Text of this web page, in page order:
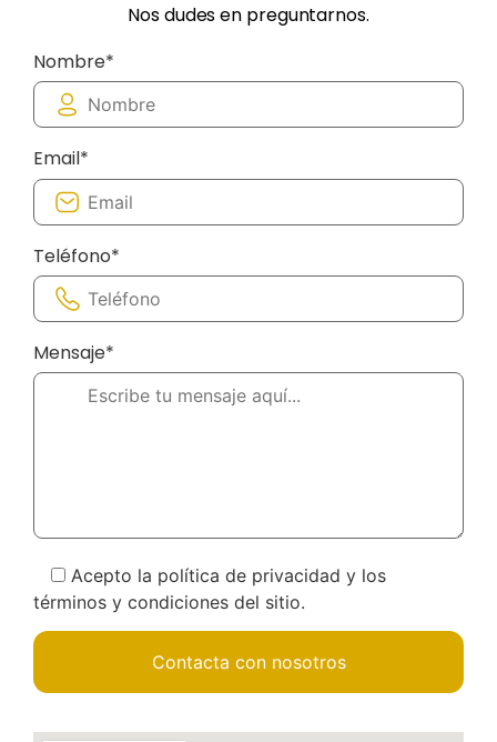
Nos dudes en preguntarnos.
Nombre*
Email*
Teléfono*
Mensaje*
Acepto la política de privacidad y los
términos y condiciones del sitio.